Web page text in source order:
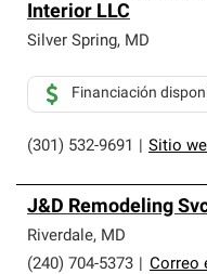
Interior LLC
Silver Spring, MD
(301) 532-9691 Sitio
Financiación
J&D Remodeling
Riverdale, MD
(240) 704-5373
Correo